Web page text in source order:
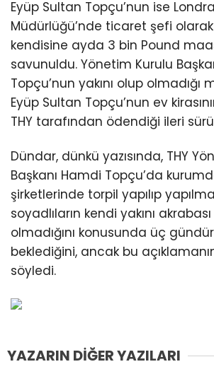
Eyüp Sultan Topçu’nun ise
Müdürlüğü’nde ticaret şefi olarak
kendisine ayda 3 bin Pound
savunuldu. Yönetim Kurulu
Topçu’nun yakını olup olmadığı
Eyüp Sultan Topçu’nun ev
THY tarafından ödendiği ileri
Dündar, dünkü yazısında, THY
Başkanı Hamdi Topçu’da
şirketlerinde torpil yapılıp
soyadlıların kendi yakını
olmadığını konusunda üç
beklediğini, ancak bu
söyledi.
YAZARIN DİĞER YAZILARI